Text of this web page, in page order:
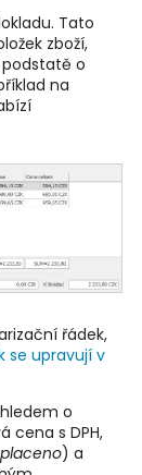
Tato
zboží,
o
na
řádek,
se upravují v
o
cena s DPH,
) a